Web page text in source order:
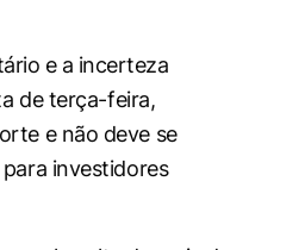
e ⁠a ‌incerteza
de terça-feira,
e não deve se
investidores